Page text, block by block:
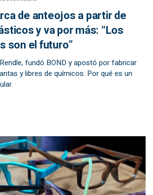
de anteojos a partir de
y va por más: “Los
son el futuro”
fundó BOND y apostó por fabricar
y libres de químicos. Por qué es un